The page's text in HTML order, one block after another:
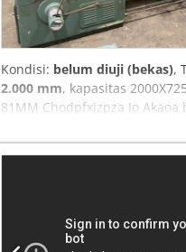
Kondisi: belum diuji (bekas),
2.000 mm, kapasitas
81MM Chodpfxjzpza Io Akaoa